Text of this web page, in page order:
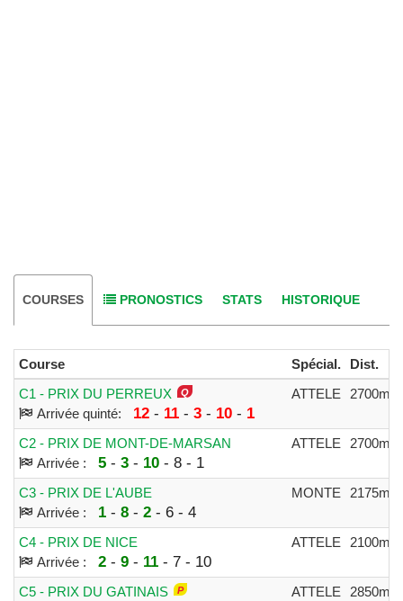
COURSES PRONOSTICS STATS HISTORIQUE
Course Spécial. Dist.
C1 - PRIX DU PERREUX
Arrivée quinté:
12- 11 - 3- 10- 1
ATTELE 2700m
C2 - PRIX DE MONT-DE-MARSAN
Arrivée :
5- 3- 10- 8 - 1
ATTELE 2700m
C3 - PRIX DE L'AUBE
Arrivée :
1 - 8- 2- 6 - 4
MONTE 2175m
C4 - PRIX DE NICE
Arrivée :
2- 9- 11 - 7 - 10
ATTELE 2100m
C5 - PRIX DU GATINAIS
ATTELE 2850m